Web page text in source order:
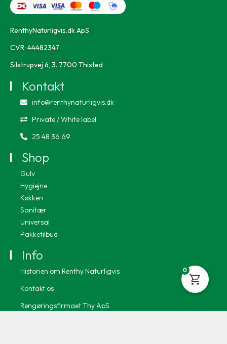
RenthyNaturligvis.dk ApS
CVR: 44482347
Silstrupvej 6, 3. 7700 Thisted
Kontakt
info@renthynaturligvis.dk
Private / White label
25 48 36 69
Shop
Gulv
Hygiejne
Køkken
Sanitær
Universal
Pakketilbud
Info
Historien om Renthy Naturligvis
Kontakt os
Rengøringsfirmaet Thy ApS
0